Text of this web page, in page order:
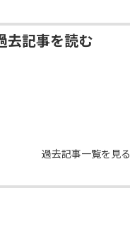
去記事を読む
過去記事一覧を見る